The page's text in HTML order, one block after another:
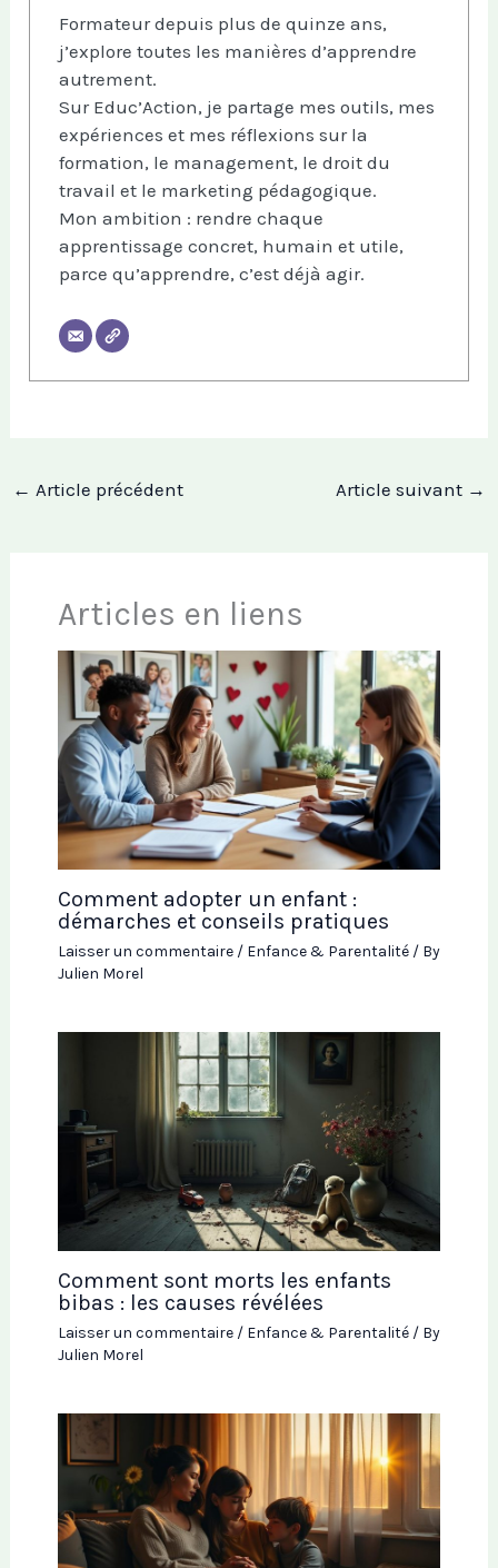
Formateur depuis plus de quinze ans,
j’explore toutes les manières d’apprendre
autrement.
Sur Educ’Action, je partage mes outils, mes
expériences et mes réflexions sur la
formation, le management, le droit du
travail et le marketing pédagogique.
Mon ambition : rendre chaque
apprentissage concret, humain et utile,
parce qu’apprendre, c’est déjà agir.
← Article précédent Article suivant →
Articles en liens
Comment adopter un enfant :
démarches et conseils pratiques
Laisser un commentaire / Enfance & Parentalité/ By
Julien Morel
Comment sont morts les enfants
bibas : les causes révélées
Laisser un commentaire / Enfance & Parentalité/ By
Julien Morel